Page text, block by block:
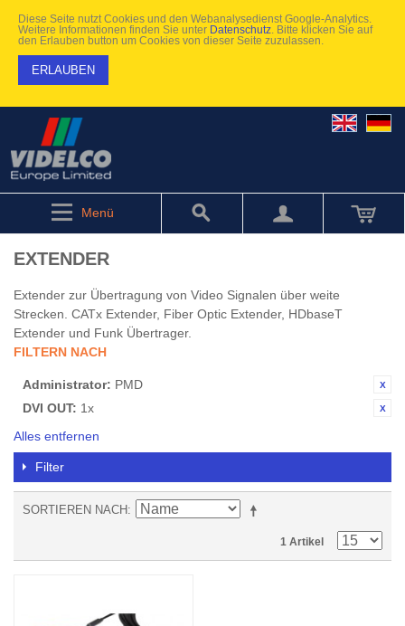
Diese Seite nutzt Cookies und den Webanalysedienst Google-Analytics.
Weitere Informationen finden Sie unter Datenschutz . Bitte klicken Sie auf
den Erlauben button um Cookies von dieser Seite zuzulassen.
ERLAUBEN
Menü
EXTENDER
Extender zur Übertragung von Video Signalen über weite
Strecken. CATx Extender, Fiber Optic Extender, HDbaseT
Extender und Funk Übertrager.
FILTERN NACH
Administrator: PMD
DVI OUT: 1x
Alles entfernen
Filter
SORTIEREN NACH
1 Artikel